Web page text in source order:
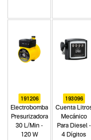
191206
Electrobomba
Presurizadora
30 L/Min -
120 W
193096
Cuenta
Mecánico
Para Diesel -
4 Dígitos